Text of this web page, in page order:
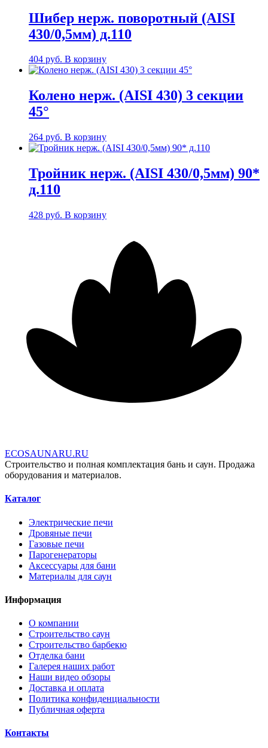
Шибер нерж. поворотный (AISI
430/0,5мм) д.110
404 руб. В корзину
Колено нерж. (AISI 430) 3 секции
45°
264 руб. В корзину
Тройник нерж. (AISI 430/0,5мм) 90*
д.110
428 руб. В корзину
ECOSAUNARU.RU
Строительство и полная комплектация бань и саун. Продажа
оборудования и материалов.
Каталог
Электрические печи
Дровяные печи
Газовые печи
Парогенераторы
Аксессуары для бани
Материалы для саун
Информация
О компании
Строительство саун
Строительство барбекю
Отделка бани
Галерея наших работ
Наши видео обзоры
Доставка и оплата
Политика конфиденциальности
Публичная оферта
Контакты